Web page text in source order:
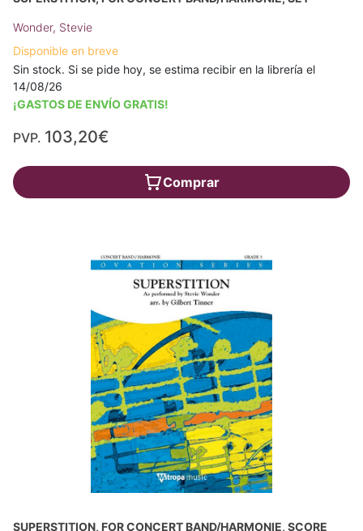
Wonder, Stevie
Disponible en breve
Sin stock. Si se pide hoy, se estima recibir en la librería el
14/08/26
¡GASTOS DE ENVÍO GRATIS!
PVP. 103,20€
Comprar
SUPERSTITION, FOR CONCERT BAND/HARMONIE, SCORE